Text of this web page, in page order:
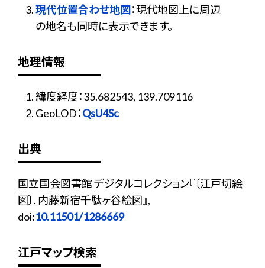
現代位置合わせ地図：現代地図上に周辺
の地名も同時に表示できます。
地理情報
緯度経度：35.682543, 139.709116
GeoLOD：QsU4Sc
出典
国立国会図書館 デジタルコレクション『〔江戸切絵
図〕. 内藤新宿千駄ヶ谷絵図』,
doi:10.11501/1286669
江戸マップ検索